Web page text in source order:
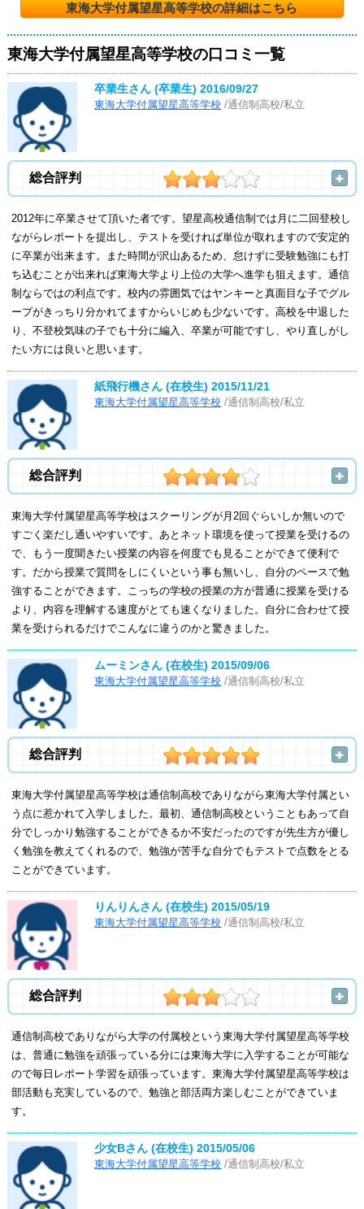
東海大学付属望星高等学校の詳細はこちら
東海大学付属望星高等学校の口コミ一覧
卒業生さん (卒業生)2016/09/27
東海大学付属望星高等学校 /通信制高校/私立
総合評判
2012年に卒業させて頂いた者です。望星高校通信制では月に二回登校し
ながらレポートを提出し、テストを受ければ単位が取れますので安定的
に卒業が出来ます。また時間が沢山あるため、怠けずに受験勉強にも打
ち込むことが出来れば東海大学より上位の大学へ進学も狙えます。通信
制ならではの利点です。校内の雰囲気ではヤンキーと真面目な子でグル
ープがきっちり分かれてますからいじめも少ないです。高校を中退した
り、不登校気味の子でも十分に編入、卒業が可能ですし、やり直しがし
たい方には良いと思います。
紙飛行機さん (在校生)2015/11/21
東海大学付属望星高等学校 /通信制高校/私立
総合評判
東海大学付属望星高等学校はスクーリングが月2回ぐらいしか無いので
すごく楽だし通いやすいです。あとネット環境を使って授業を受けるの
で、もう一度聞きたい授業の内容を何度でも見ることができて便利で
す。だから授業で質問をしにくいという事も無いし、自分のペースで勉
強することができます。こっちの学校の授業の方が普通に授業を受ける
より、内容を理解する速度がとても速くなりました。自分に合わせて授
業を受けられるだけでこんなに違うのかと驚きました。
ムーミンさん (在校生)2015/09/06
東海大学付属望星高等学校 /通信制高校/私立
総合評判
東海大学付属望星高等学校は通信制高校でありながら東海大学付属とい
う点に惹かれて入学しました。最初、通信制高校ということもあって自
分でしっかり勉強することができるか不安だったのですが先生方が優し
く勉強を教えてくれるので、勉強が苦手な自分でもテストで点数をとる
ことができています。
りんりんさん (在校生)2015/05/19
東海大学付属望星高等学校 /通信制高校/私立
総合評判
通信制高校でありながら大学の付属校という東海大学付属望星高等学校
は、普通に勉強を頑張っている分には東海大学に入学することが可能な
ので毎日レポート学習を頑張っています。東海大学付属望星高等学校は
部活動も充実しているので、勉強と部活両方楽しむことができていま
す。
少女Bさん (在校生)2015/05/06
東海大学付属望星高等学校 /通信制高校/私立